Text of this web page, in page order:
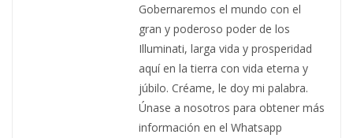
Gobernaremos el mundo con el
gran y poderoso poder de los
Illuminati, larga vida y prosperidad
aquí en la tierra con vida eterna y
júbilo. Créame, le doy mi palabra.
Únase a nosotros para obtener más
información en el Whatsapp